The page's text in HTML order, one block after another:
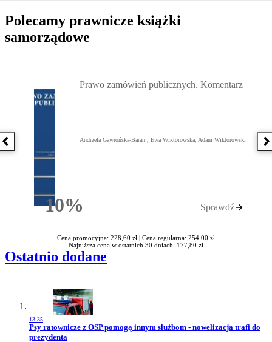
Polecamy prawnicze książki
samorządowe
Poprzednia książka
10%Rabatu
Prawo zamówień publicznych. Komentarz
Andrzela Gawrońska-Baran , Ewa Wiktorowska, Adam Wiktorowski
Sprawdź
Cena promocyjna: 228,60 zł | Cena regularna: 254,00 zł
Najniższa cena w ostatnich 30 dniach: 177,80 zł
Ostatnio dodane
13:35
Przejdź do artykułu:
Psy ratownicze z OSP pomogą innym służbom - nowelizacja trafi do
prezydenta